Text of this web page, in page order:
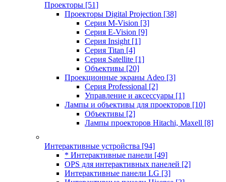
Проекторы [51]
Проекторы Digital Projection [38]
Серия M-Vision [3]
Серия E-Vision [9]
Серия Insight [1]
Серия Titan [4]
Серия Satellite [1]
Объективы [20]
Проекционные экраны Adeo [3]
Серия Professional [2]
Управление и аксессуары [1]
Лампы и объективы для проекторов [10]
Объективы [2]
Лампы проекторов Hitachi, Maxell [8]
Интерактивные устройства [94]
* Интерактивные панели [49]
OPS для интерактивных панелей [2]
Интерактивные панели LG [3]